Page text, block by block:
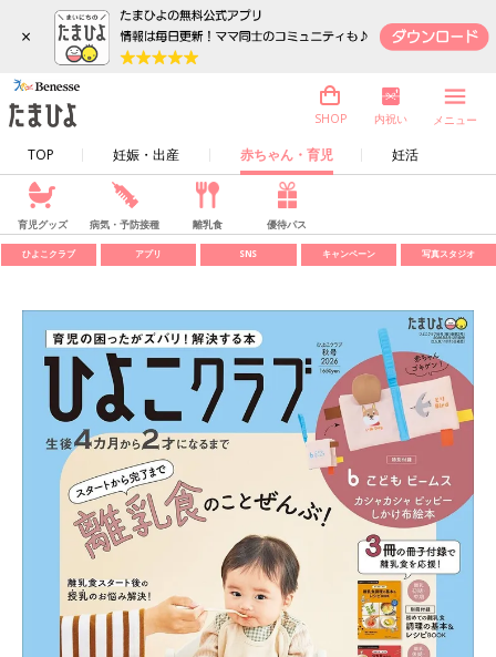
×
TOP 妊娠・出産 赤ちゃん・育児 妊活
SHOP 内祝い メニュー
育児グッズ 病気・予防接種 離乳食 優待パス
ひよこクラブ アプリ SNS キャンペーン 写真スタジオ